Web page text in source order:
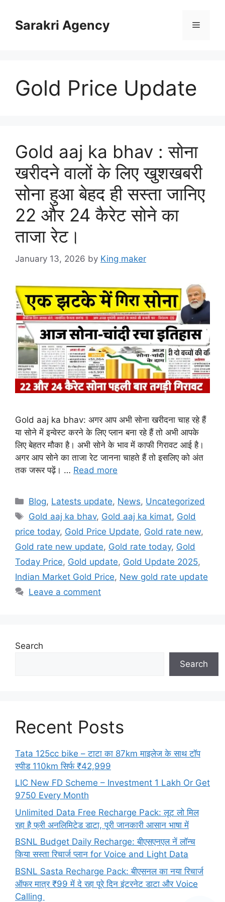
contentSarakri Agency Menu
Gold Price Update
Gold aaj ka bhav : सोना
खरीदने वालों के लिए खुशखबरी
सोना हुआ बेहद ही सस्ता जानिए
22 और 24 कैरेट सोने का
ताजा रेट।
January 13, 2026 by King maker
Gold aaj ka bhav: अगर आप अभी सोना खरीदना चाह रहे हैं
या सोने में इन्वेस्ट करने के लिए प्लान बना रहे हैं तो अभी आपके
लिए बेहतर मौका है। अभी सोने के भाव में काफी गिरावट आई है।
अगर आप सोने का ताजा रेट जानना चाहते हैं तो इसलिए को अंत
तक जरूर पढ़ें। … Read more
Categories
Blog, Latests update, News, Uncategorized
Tags
Gold aaj ka bhav, Gold aaj ka kimat, Gold
price today, Gold Price Update, Gold rate new,
Gold rate new update, Gold rate today, Gold
Today Price, Gold update, Gold Update 2025,
Indian Market Gold Price, New gold rate update
Leave a comment
Search
Search
Recent Posts
Tata 125cc bike – टाटा का 87km माइलेज के साथ टॉप
स्पीड 110km सिर्फ ₹42,999
LIC New FD Scheme – Investment 1 Lakh Or Get
9750 Every Month
Unlimited Data Free Recharge Pack: लूट लो मिल
रहा है फ्री अनलिमिटेड डाटा, पूरी जानकारी आसान भाषा में
BSNL Budget Daily Recharge: बीएसएनएल नें लॉन्च
किया सस्ता रिचार्ज प्लान for Voice and Light Data
BSNL Sasta Recharge Pack: बीएसनल का नया रिचार्ज
ऑफर मात्र ₹99 में दे रहा पूरे दिन इंटरनेट डाटा और Voice
Calling